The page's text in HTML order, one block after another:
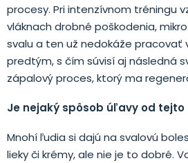
procesy. Pri intenzívnom tréningu
vláknach drobné poškodenia,
svalu a ten už nedokáže pracovať
predtým, s čím súvisí aj následná
zápalový proces, ktorý ma
Je nejaký spôsob úľavy od tejto
Mnohí ľudia si dajú na svalovú
lieky či krémy, ale nie je to dobré.